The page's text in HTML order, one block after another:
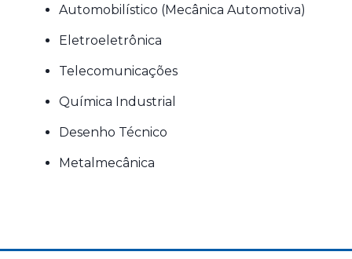
Automobilístico (Mecânica Automotiva)
Eletroeletrônica
Telecomunicações
Química Industrial
Desenho Técnico
Metalmecânica